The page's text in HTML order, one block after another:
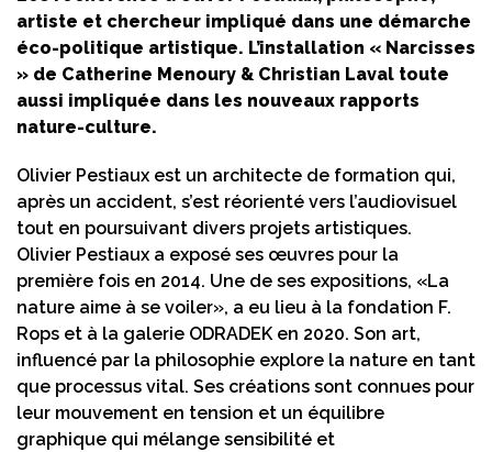
artiste et chercheur impliqué dans une démarche
éco-politique artistique. L’installation « Narcisses
» de Catherine Menoury & Christian Laval toute
aussi impliquée dans les nouveaux rapports
nature-culture.
Olivier Pestiaux est un architecte de formation qui,
après un accident, s’est réorienté vers l’audiovisuel
tout en poursuivant divers projets artistiques.
Olivier Pestiaux a exposé ses œuvres pour la
première fois en 2014. Une de ses expositions, «La
nature aime à se voiler», a eu lieu à la fondation F.
Rops et à la galerie ODRADEK en 2020. Son art,
influencé par la philosophie explore la nature en tant
que processus vital. Ses créations sont connues pour
leur mouvement en tension et un équilibre
graphique qui mélange sensibilité et